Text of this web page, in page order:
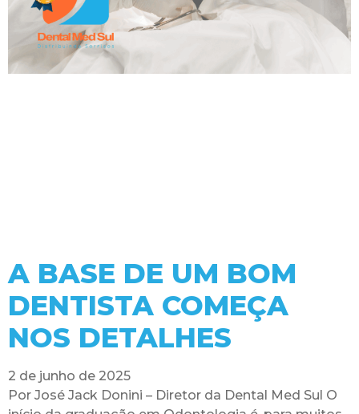
A BASE DE UM BOM
DENTISTA COMEÇA
NOS DETALHES
2 de junho de 2025
Por José Jack Donini – Diretor da Dental Med Sul O